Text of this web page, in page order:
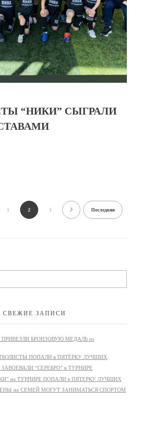
“НИКИ” СЫГРАЛИ
1 2 3 Последняя
СВЕЖИЕ ЗАПИСИ
БРОНЗОВУЮ МЕДАЛЬ из
ПОПАЛИ в ПЯТЁРКУ ЛУЧШИХ
“СЕРЕБРО” в ТУРНИРЕ
на ТУРНИРЕ ПОПАЛИ в ПЯТЕРКУ ЛУЧШИХ
их СЕМЕЙ МОГУТ ЗАНИМАТЬСЯ СПОРТОМ